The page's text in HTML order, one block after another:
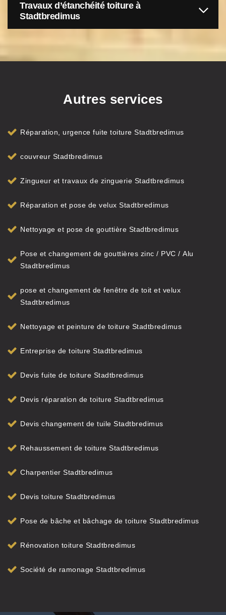
Travaux d’étanchéité toiture à
Stadtbredimus
Autres services
Réparation, urgence fuite toiture Stadtbredimus
couvreur Stadtbredimus
Zingueur et travaux de zinguerie Stadtbredimus
Réparation et pose de velux Stadtbredimus
Nettoyage et pose de gouttière Stadtbredimus
Pose et changement de gouttières zinc / PVC / Alu
Stadtbredimus
pose et changement de fenêtre de toit et velux
Stadtbredimus
Nettoyage et peinture de toiture Stadtbredimus
Entreprise de toiture Stadtbredimus
Devis fuite de toiture Stadtbredimus
Devis réparation de toiture Stadtbredimus
Devis changement de tuile Stadtbredimus
Rehaussement de toiture Stadtbredimus
Charpentier Stadtbredimus
Devis toiture Stadtbredimus
Pose de bâche et bâchage de toiture Stadtbredimus
Rénovation toiture Stadtbredimus
Société de ramonage Stadtbredimus